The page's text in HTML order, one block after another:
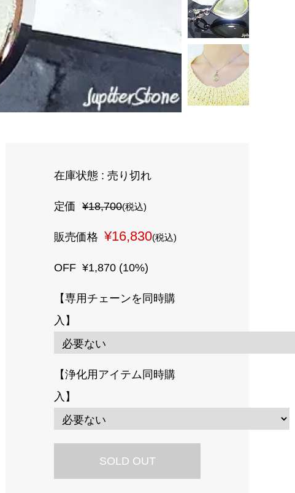
在庫状態 : 売り切れ
定価¥18,700(税込)
販売価格¥16,830(税込)
OFF¥1,870 (10%)
【専用チェーンを同時購
入】
【浄化用アイテム同時購
入】
SOLD OUT